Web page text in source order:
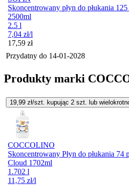
Skoncentrowany płyn do płukania
2500ml
2.5 l
7,04 zł/l
Cena
17,59 zł
Przydatny do 14-01-2028
Produkty marki
19,99 zł/szt. kupując 2 szt. lub
COCCOLINO
Skoncentrowany Płyn do płukania 74
Cloud 1702ml
1.702 l
11,75 zł/l